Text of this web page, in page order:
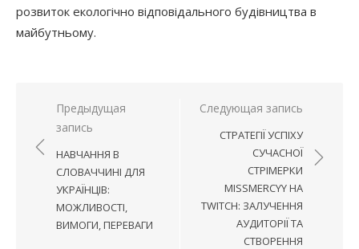
розвиток екологічно відповідального будівництва в
майбутньому.
Навигация
записям
Предыдущая
запись
НАВЧАННЯ В
СЛОВАЧЧИНІ ДЛЯ
УКРАЇНЦІВ:
МОЖЛИВОСТІ,
ВИМОГИ, ПЕРЕВАГИ
Следующая запись
СТРАТЕГІЇ УСПІХУ
СУЧАСНОЇ
СТРІМЕРКИ
MISSMERCYY НА
TWITCH: ЗАЛУЧЕННЯ
АУДИТОРІЇ ТА
СТВОРЕННЯ